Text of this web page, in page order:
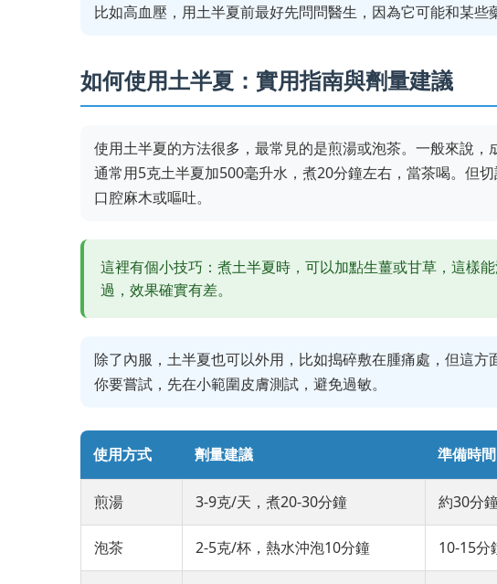
比如高血壓，用土半夏前最好先問問醫生，因為它可能和某些
如何使用土半夏：實用指南與劑量建議
使用土半夏的方法很多，最常見的是煎湯或泡茶。一般來說
通常用5克土半夏加500毫升水，煮20分鐘左右，當茶喝。但
口腔麻木或嘔吐。
這裡有個小技巧：煮土半夏時，可以加點生薑或甘草，這樣
過，效果確實有差。
除了內服，土半夏也可以外用，比如搗碎敷在腫痛處，但這
你要嘗試，先在小範圍皮膚測試，避免過敏。
使用方式 劑量建議 準備時間
煎湯 3-9克/天，煮20-30分鐘 約30分
泡茶 2-5克/杯，熱水沖泡10分鐘 10-15分